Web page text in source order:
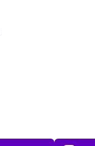
Play Store